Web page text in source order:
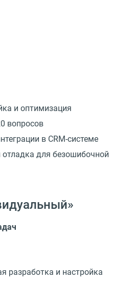
и оптимизация
вопросов
в CRM-системе
отладка для безошибочной
разработка и настройка